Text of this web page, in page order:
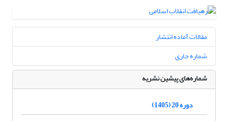
مقالات آماده انتشار
شماره جاری
شماره‌های پیشین نشریه
دوره 20 (1405)